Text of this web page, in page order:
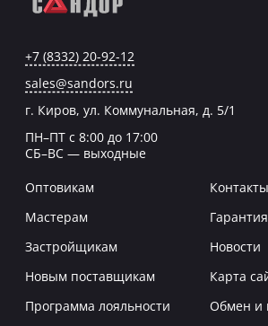
+7 (8332) 20-92-12
sales@sandors.ru
г. Киров, ул. Коммунальная, д. 5/1
ПН–ПТ с 8:00 до 17:00
СБ–ВС — выходные
Оптовикам
Мастерам
Застройщикам
Новым поставщикам
Программа лояльности
Контакты
Гарантия
Новости
Карта
Обмен и